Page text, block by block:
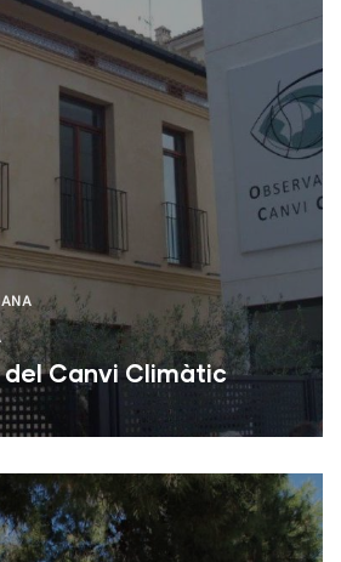
Canvi Climàtic